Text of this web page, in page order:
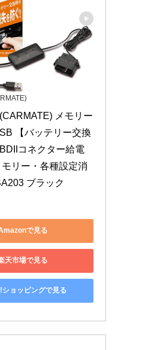
メモリー
【バッテリー交換
コネクター給電
リー・各種設定消
ブラック
で見る
天市場で見る
ショッピングで見る